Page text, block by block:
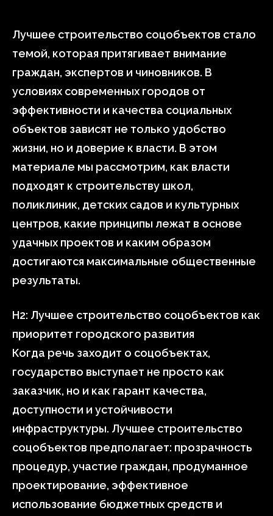
Лучшее строительство соцобъектов стало
темой, которая притягивает внимание
граждан, экспертов и чиновников. В
условиях современных городов от
эффективности и качества социальных
объектов зависят не только удобство
жизни, но и доверие к власти. В этом
материале мы рассмотрим, как власти
подходят к строительству школ,
поликлиник, детских садов и культурных
центров, какие принципы лежат в основе
удачных проектов и каким образом
достигаются максимальные общественные
результаты.
H2: Лучшее строительство соцобъектов как
приоритет городского развития
Когда речь заходит о соцобъектах,
государство выступает не просто как
заказчик, но и как гарант качества,
доступности и устойчивости
инфраструктуры. Лучшее строительство
соцобъектов предполагает: прозрачность
процедур, участие граждан, продуманное
проектирование, эффективное
использование бюджетных средств и